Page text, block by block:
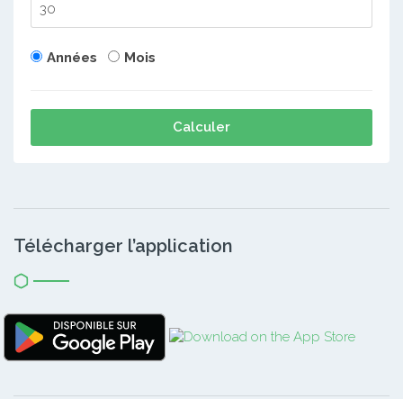
Années Mois
Calculer
Télécharger l’application